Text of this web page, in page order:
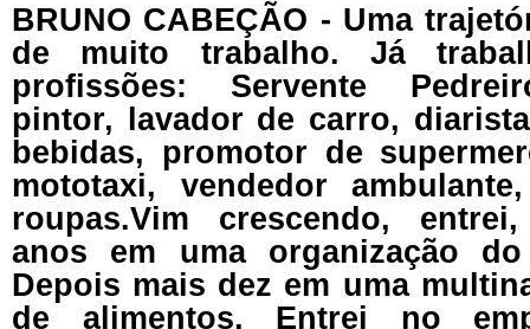
BRUNO CABEÇÃO - Uma
de muito trabalho. Já
profissões: Servente
pintor, lavador de carro,
bebidas, promotor de
mototaxi, vendedor
roupas.Vim crescendo,
anos em uma organização
Depois mais dez em uma
de alimentos. Entrei no